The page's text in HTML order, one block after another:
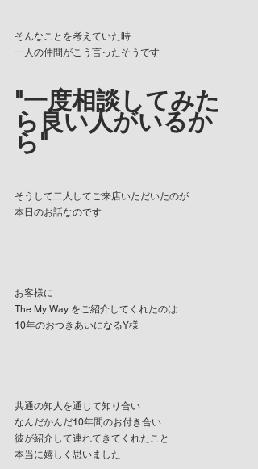
そんなことを考えていた時
一人の仲間がこう言ったそうです
"一度相談してみた
ら良い人がいるか
ら"
そうして二人してご来店いただいたのが
本日のお話なのです
お客様に
The My Way をご紹介してくれたのは
10年のおつきあいになるY様
共通の知人を通じて知り合い
なんだかんだ10年間のお付き合い
彼が紹介して連れてきてくれたこと
本当に嬉しく思いました